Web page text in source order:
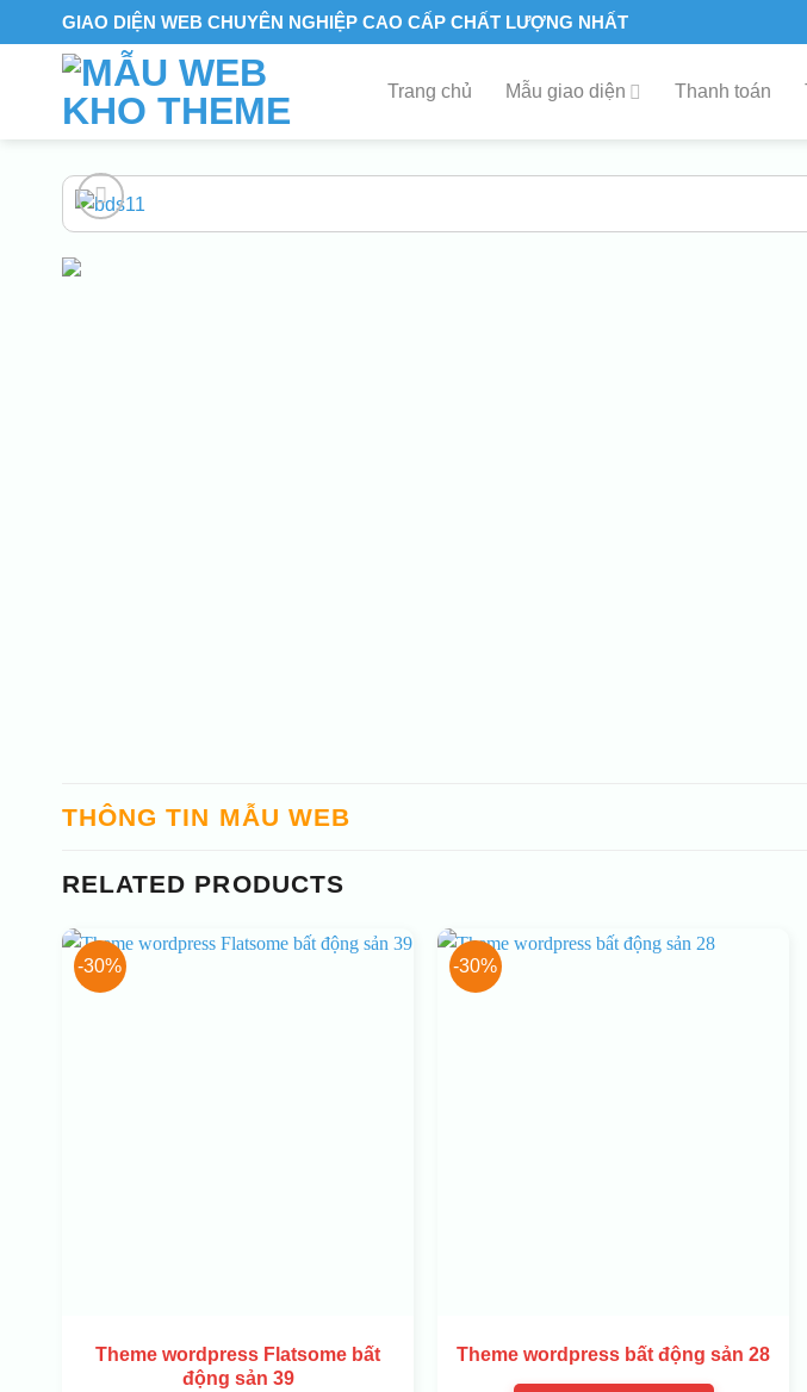
to
GIAO DIỆN WEB CHUYÊN NGHIỆP CAO CẤP CHẤT LƯỢNG NHẤT
Trang chủ Mẫu giao diện Thanh toán
THÔNG TIN MẪU WEB
RELATED PRODUCTS
-30%
Theme wordpress Flatsome bất
động sản 39
-30%
Theme wordpress bất động sản 28